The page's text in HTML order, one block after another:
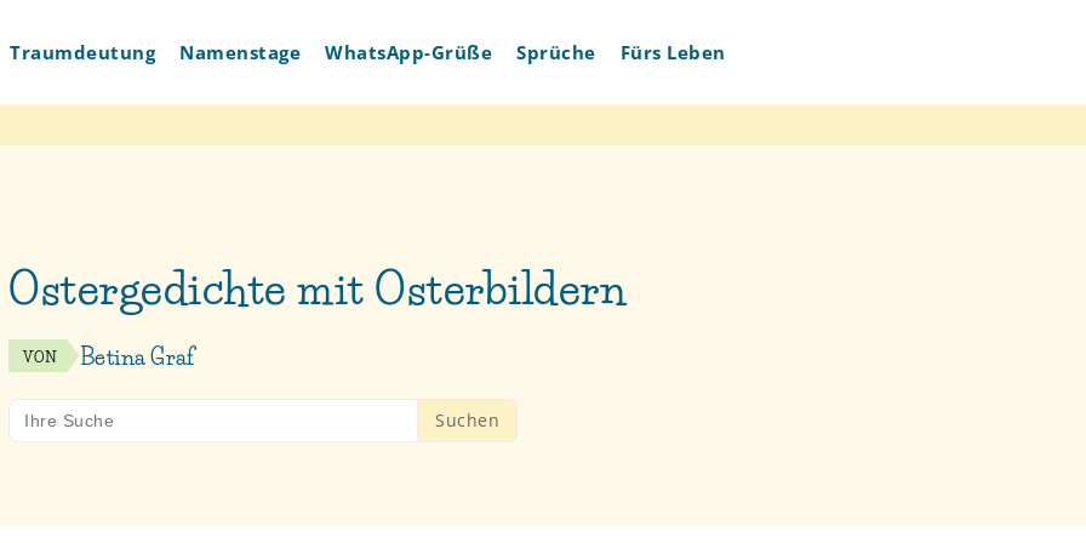
Traumdeutung Namenstage WhatsApp-Grüße Sprüche Fürs Leben
Ostergedichte mit Osterbildern
VON Betina Graf
Search
for: